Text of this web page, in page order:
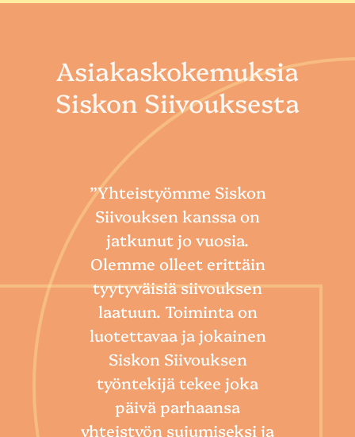
Asiakaskokemuksia
Siskon Siivouksesta
”Yhteistyömme Siskon
Siivouksen kanssa on
jatkunut jo vuosia.
Olemme olleet erittäin
tyytyväisiä siivouksen
laatuun. Toiminta on
luotettavaa ja jokainen
Siskon Siivouksen
työntekijä tekee joka
päivä parhaansa
yhteistyön sujumiseksi ja